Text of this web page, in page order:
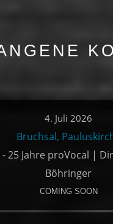
4. Juli 2026
Bruchsal,
25 Jahre proVocal |
Böhringer
COMING SOON